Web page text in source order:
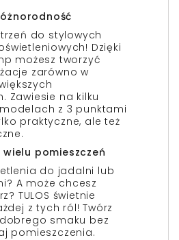
do stylowych
Dzięki
możesz tworzyć
zarówno w
Zawiesie na kilku
z 3 punktami
praktyczne, ale też
pomieszczeń
do jadalni lub
A może chcesz
TULOS świetnie
z tych ról! Twórz
smaku bez
pomieszczenia.